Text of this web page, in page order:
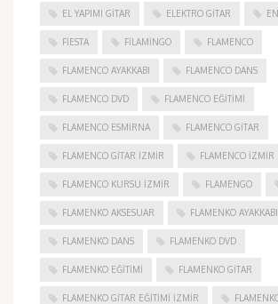
EL YAPIMI GITAR ELEKTRO GITAR
FIESTA FILAMINGO FLAMENCO
FLAMENCO AYAKKABI FLAMENCO DANS
FLAMENCO DVD FLAMENCO EĞITIMI
FLAMENCO ESMIRNA FLAMENCO GITAR
FLAMENCO GITAR İZMIR FLAMENCO IZMIR
FLAMENCO KURSU İZMIR FLAMENGO
FLAMENKO AKSESUAR FLAMENKO AYAKKABI
FLAMENKO DANS FLAMENKO DVD
FLAMENKO EĞITIMI FLAMENKO GITAR
FLAMENKO GITAR EĞITIMI İZMIR